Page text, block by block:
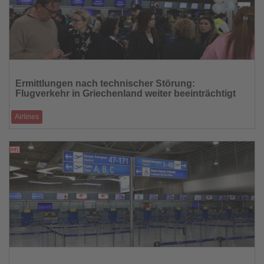
die
Nachrichten
Ermittlungen nach technischer Störung:
Flugverkehr in Griechenland weiter beeinträchtigt
Airlines
Eingriffe in Komm
05.01.2026